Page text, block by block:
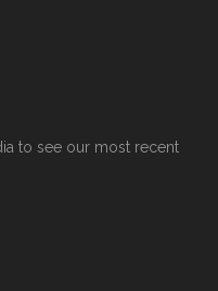
to see our most recent